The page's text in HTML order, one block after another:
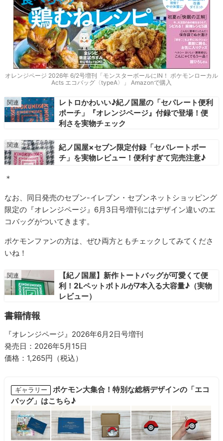
オレンジページ 2026年 6/2号増刊「モンスターボールにIN！ ポケモンローカル
Acts エコバッグ〈typeA〉」 Amazonで購入
レトロかわいい♪紀ノ国屋の「セパレート便利
ポーチ」『オレンジページ』付録で登場！便
利さを実物チェック
紀ノ国屋×セブン限定付録「セパレートポー
チ」を実物レビュー！便利すぎて完売注意♪
＊
なお、同日発売のセブン-イレブン・セブンネットショッピング
限定の『オレンジページ』6月3日号増刊にはデザイン違いのエ
コバッグがついてきます。
ポケモンファンの方は、ぜひ両方ともチェックしてみてくださ
いね！
【紀ノ国屋】新作トートバッグが可愛くて便
利！2Lペットボトルが7本入る大容量♪（実物
レビュー）
書籍情報
『オレンジページ』2026年6月2日号増刊
発売日：2026年5月15日
価格：1,265円（税込）
ギャラリー
ポケモン大集合！特別な総柄デザインの「エコ
バッグ」はこちら♪